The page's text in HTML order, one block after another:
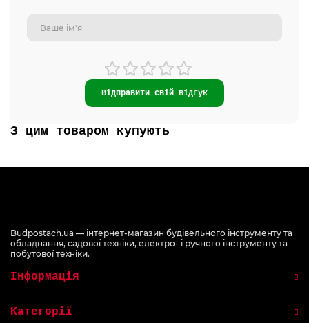
Відправити свій відгук
З цим товаром купують
Budpostach.ua — інтернет-магазин будівельного інструменту та
обладнання, садової техніки, електро- і ручного інструменту та
побутової техніки.
Інформація
Категорії